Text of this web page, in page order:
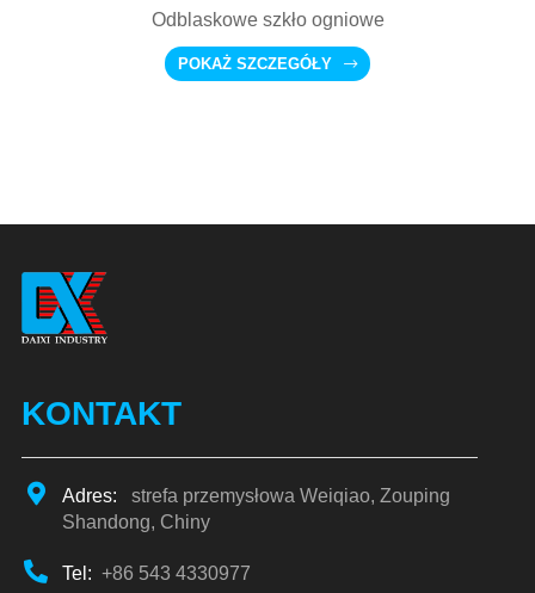
Odblaskowe szkło ogniowe
POKAŻ SZCZEGÓŁY
KONTAKT
Adres:
strefa przemysłowa Weiqiao, Zouping
Shandong, Chiny
Tel: +86 543 4330977